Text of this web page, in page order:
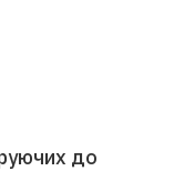
до